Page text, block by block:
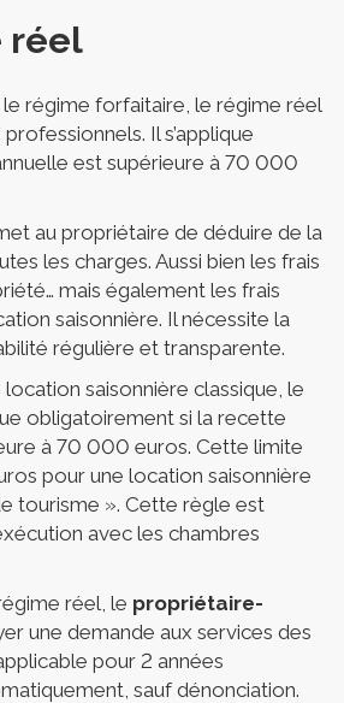
réel
régime forfaitaire, le régime réel
Il s’applique
est supérieure à 70 000
au propriétaire de déduire de la
les charges. Aussi bien les frais
mais également les frais
saisonnière. Il nécessite la
régulière et transparente.
location saisonnière classique, le
obligatoirement si la recette
à 70 000 euros. Cette limite
pour une location saisonnière
tourisme ». Cette règle est
avec les chambres
réel, le propriétaire-
une demande aux services des
pour 2 années
sauf dénonciation.